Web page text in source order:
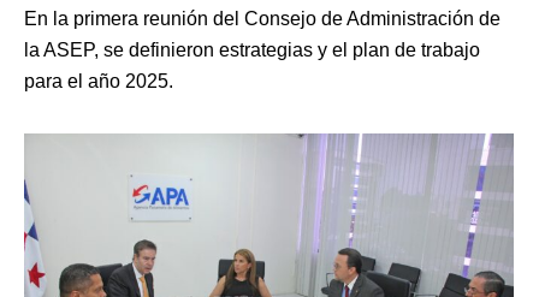
En la primera reunión del Consejo de Administración de
la ASEP, se definieron estrategias y el plan de trabajo
para el año 2025.